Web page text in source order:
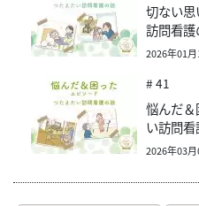
切ない
訪問看護
2026年01月
# 41
悩んだ
い訪問看
2026年03月